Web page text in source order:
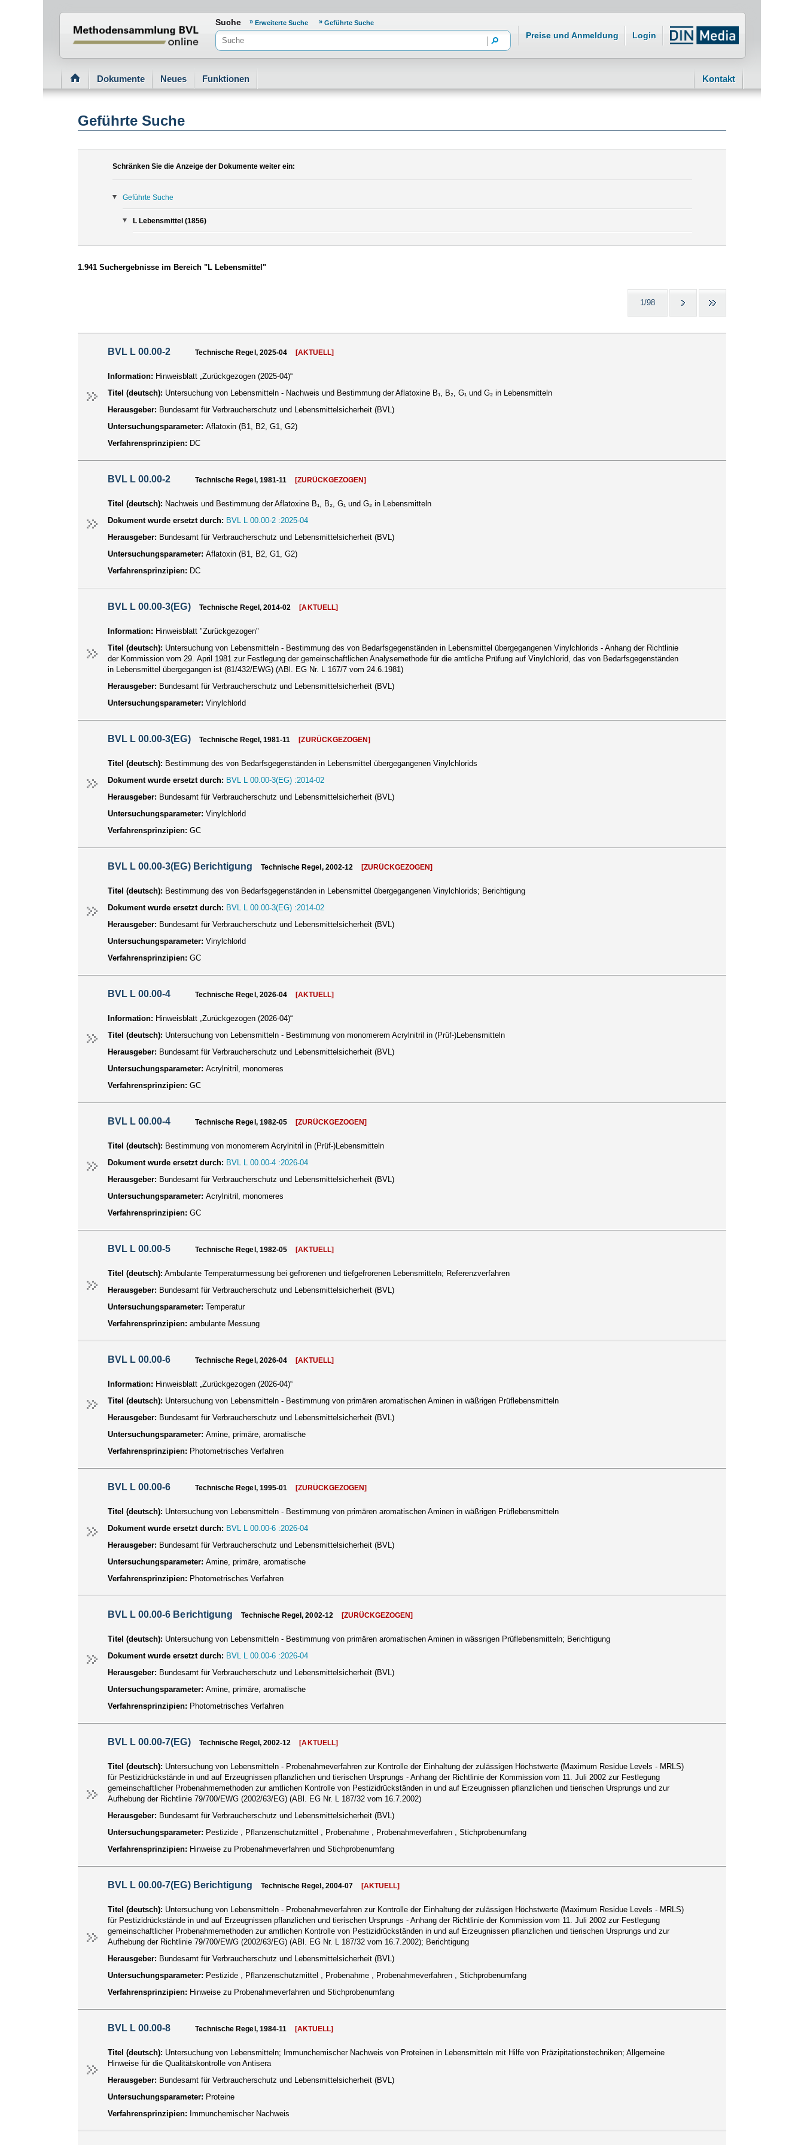
Normenportal Barrierefreiheit
Suche Erweiterte Suche Geführte Suche
Preise und Anmeldung Login
Dokumente Neues Funktionen Kontakt
Geführte Suche
Schränken Sie die Anzeige der Dokumente weiter ein:
Geführte Suche
L Lebensmittel (1856)
1.941 Suchergebnisse im Bereich "L Lebensmittel"
1/98
BVL L 00.00-2 Technische Regel, 2025-04 [AKTUELL]
Information: Hinweisblatt „Zurückgezogen (2025-04)“
Titel (deutsch): Untersuchung von Lebensmitteln - Nachweis und Bestimmung der Aflatoxine B₁, B₂, G₁ und G₂ in Lebensmitteln
Herausgeber: Bundesamt für Verbraucherschutz und Lebensmittelsicherheit (BVL)
Untersuchungsparameter: Aflatoxin (B1, B2, G1, G2)
Verfahrensprinzipien: DC
BVL L 00.00-2 Technische Regel, 1981-11 [ZURÜCKGEZOGEN]
Titel (deutsch): Nachweis und Bestimmung der Aflatoxine B₁, B₂, G₁ und G₂ in Lebensmitteln
Dokument wurde ersetzt durch: BVL L 00.00-2 :2025-04
Herausgeber: Bundesamt für Verbraucherschutz und Lebensmittelsicherheit (BVL)
Untersuchungsparameter: Aflatoxin (B1, B2, G1, G2)
Verfahrensprinzipien: DC
BVL L 00.00-3(EG) Technische Regel, 2014-02 [AKTUELL]
Information: Hinweisblatt "Zurückgezogen"
Titel (deutsch): Untersuchung von Lebensmitteln - Bestimmung des von Bedarfsgegenständen in Lebensmittel übergegangenen Vinylchlorids - Anhang der Richtlinie
der Kommission vom 29. April 1981 zur Festlegung der gemeinschaftlichen Analysemethode für die amtliche Prüfung auf Vinylchlorid, das von Bedarfsgegenständen
in Lebensmittel übergegangen ist (81/432/EWG) (ABl. EG Nr. L 167/7 vom 24.6.1981)
Herausgeber: Bundesamt für Verbraucherschutz und Lebensmittelsicherheit (BVL)
Untersuchungsparameter: Vinylchlorld
BVL L 00.00-3(EG) Technische Regel, 1981-11 [ZURÜCKGEZOGEN]
Titel (deutsch): Bestimmung des von Bedarfsgegenständen in Lebensmittel übergegangenen Vinylchlorids
Dokument wurde ersetzt durch: BVL L 00.00-3(EG) :2014-02
Herausgeber: Bundesamt für Verbraucherschutz und Lebensmittelsicherheit (BVL)
Untersuchungsparameter: Vinylchlorld
Verfahrensprinzipien: GC
BVL L 00.00-3(EG) Berichtigung Technische Regel, 2002-12 [ZURÜCKGEZOGEN]
Titel (deutsch): Bestimmung des von Bedarfsgegenständen in Lebensmittel übergegangenen Vinylchlorids; Berichtigung
Dokument wurde ersetzt durch: BVL L 00.00-3(EG) :2014-02
Herausgeber: Bundesamt für Verbraucherschutz und Lebensmittelsicherheit (BVL)
Untersuchungsparameter: Vinylchlorld
Verfahrensprinzipien: GC
BVL L 00.00-4 Technische Regel, 2026-04 [AKTUELL]
Information: Hinweisblatt „Zurückgezogen (2026-04)“
Titel (deutsch): Untersuchung von Lebensmitteln - Bestimmung von monomerem Acrylnitril in (Prüf-)Lebensmitteln
Herausgeber: Bundesamt für Verbraucherschutz und Lebensmittelsicherheit (BVL)
Untersuchungsparameter: Acrylnitril, monomeres
Verfahrensprinzipien: GC
BVL L 00.00-4 Technische Regel, 1982-05 [ZURÜCKGEZOGEN]
Titel (deutsch): Bestimmung von monomerem Acrylnitril in (Prüf-)Lebensmitteln
Dokument wurde ersetzt durch: BVL L 00.00-4 :2026-04
Herausgeber: Bundesamt für Verbraucherschutz und Lebensmittelsicherheit (BVL)
Untersuchungsparameter: Acrylnitril, monomeres
Verfahrensprinzipien: GC
BVL L 00.00-5 Technische Regel, 1982-05 [AKTUELL]
Titel (deutsch): Ambulante Temperaturmessung bei gefrorenen und tiefgefrorenen Lebensmitteln; Referenzverfahren
Herausgeber: Bundesamt für Verbraucherschutz und Lebensmittelsicherheit (BVL)
Untersuchungsparameter: Temperatur
Verfahrensprinzipien: ambulante Messung
BVL L 00.00-6 Technische Regel, 2026-04 [AKTUELL]
Information: Hinweisblatt „Zurückgezogen (2026-04)“
Titel (deutsch): Untersuchung von Lebensmitteln - Bestimmung von primären aromatischen Aminen in wäßrigen Prüflebensmitteln
Herausgeber: Bundesamt für Verbraucherschutz und Lebensmittelsicherheit (BVL)
Untersuchungsparameter: Amine, primäre, aromatische
Verfahrensprinzipien: Photometrisches Verfahren
BVL L 00.00-6 Technische Regel, 1995-01 [ZURÜCKGEZOGEN]
Titel (deutsch): Untersuchung von Lebensmitteln - Bestimmung von primären aromatischen Aminen in wäßrigen Prüflebensmitteln
Dokument wurde ersetzt durch: BVL L 00.00-6 :2026-04
Herausgeber: Bundesamt für Verbraucherschutz und Lebensmittelsicherheit (BVL)
Untersuchungsparameter: Amine, primäre, aromatische
Verfahrensprinzipien: Photometrisches Verfahren
BVL L 00.00-6 Berichtigung Technische Regel, 2002-12 [ZURÜCKGEZOGEN]
Titel (deutsch): Untersuchung von Lebensmitteln - Bestimmung von primären aromatischen Aminen in wässrigen Prüflebensmitteln; Berichtigung
Dokument wurde ersetzt durch: BVL L 00.00-6 :2026-04
Herausgeber: Bundesamt für Verbraucherschutz und Lebensmittelsicherheit (BVL)
Untersuchungsparameter: Amine, primäre, aromatische
Verfahrensprinzipien: Photometrisches Verfahren
BVL L 00.00-7(EG) Technische Regel, 2002-12 [AKTUELL]
Titel (deutsch): Untersuchung von Lebensmitteln - Probenahmeverfahren zur Kontrolle der Einhaltung der zulässigen Höchstwerte (Maximum Residue Levels - MRLS)
für Pestizidrückstände in und auf Erzeugnissen pflanzlichen und tierischen Ursprungs - Anhang der Richtlinie der Kommission vom 11. Juli 2002 zur Festlegung
gemeinschaftlicher Probenahmemethoden zur amtlichen Kontrolle von Pestizidrückständen in und auf Erzeugnissen pflanzlichen und tierischen Ursprungs und zur
Aufhebung der Richtlinie 79/700/EWG (2002/63/EG) (ABl. EG Nr. L 187/32 vom 16.7.2002)
Herausgeber: Bundesamt für Verbraucherschutz und Lebensmittelsicherheit (BVL)
Untersuchungsparameter: Pestizide , Pflanzenschutzmittel , Probenahme , Probenahmeverfahren , Stichprobenumfang
Verfahrensprinzipien: Hinweise zu Probenahmeverfahren und Stichprobenumfang
BVL L 00.00-7(EG) Berichtigung Technische Regel, 2004-07 [AKTUELL]
Titel (deutsch): Untersuchung von Lebensmitteln - Probenahmeverfahren zur Kontrolle der Einhaltung der zulässigen Höchstwerte (Maximum Residue Levels - MRLS)
für Pestizidrückstände in und auf Erzeugnissen pflanzlichen und tierischen Ursprungs - Anhang der Richtlinie der Kommission vom 11. Juli 2002 zur Festlegung
gemeinschaftlicher Probenahmemethoden zur amtlichen Kontrolle von Pestizidrückständen in und auf Erzeugnissen pflanzlichen und tierischen Ursprungs und zur
Aufhebung der Richtlinie 79/700/EWG (2002/63/EG) (ABl. EG Nr. L 187/32 vom 16.7.2002); Berichtigung
Herausgeber: Bundesamt für Verbraucherschutz und Lebensmittelsicherheit (BVL)
Untersuchungsparameter: Pestizide , Pflanzenschutzmittel , Probenahme , Probenahmeverfahren , Stichprobenumfang
Verfahrensprinzipien: Hinweise zu Probenahmeverfahren und Stichprobenumfang
BVL L 00.00-8 Technische Regel, 1984-11 [AKTUELL]
Titel (deutsch): Untersuchung von Lebensmitteln; Immunchemischer Nachweis von Proteinen in Lebensmitteln mit Hilfe von Präzipitationstechniken; Allgemeine
Hinweise für die Qualitätskontrolle von Antisera
Herausgeber: Bundesamt für Verbraucherschutz und Lebensmittelsicherheit (BVL)
Untersuchungsparameter: Proteine
Verfahrensprinzipien: Immunchemischer Nachweis